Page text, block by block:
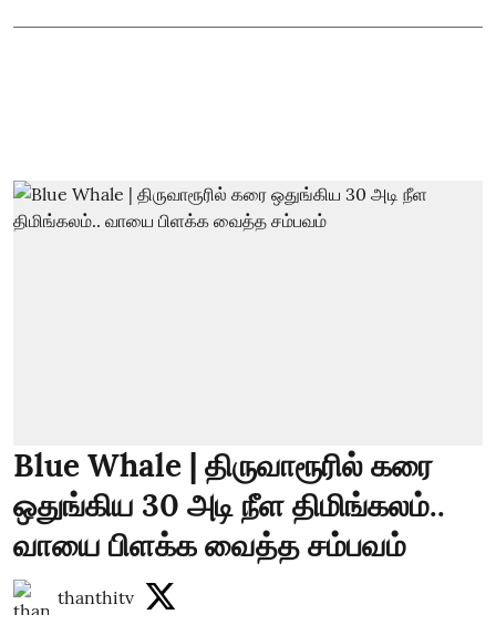
Blue Whale | திருவாரூரில் கரை
ஒதுங்கிய 30 அடி நீள திமிங்கலம்..
வாயை பிளக்க வைத்த சம்பவம்
thanthitv